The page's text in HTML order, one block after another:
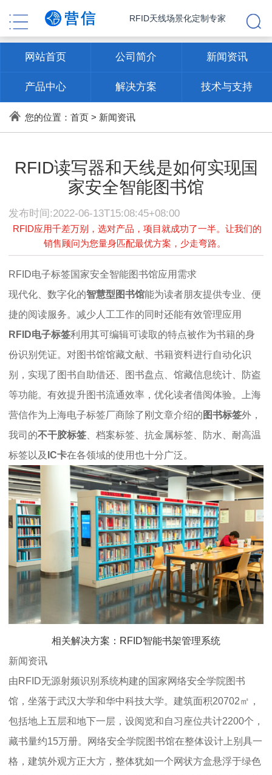
RFID天线场景化定制专家
网站首页 公司简介 新闻资讯
产品中心 解决方案 技术与支持
联系方式
您的位置： 首页> 新闻资讯
RFID读写器和天线是如何实现国
家安全智能图书馆
发布时间:2022-06-13T15:08:45+08:00
RFID应用千差万别，选对产品，项目就成功了一半。让我们的
销售顾问为您量身匹配最优方案，少走弯路。
RFID电子标签国家安全智能图书馆应用需求
现代化、数字化的智慧型图书馆能为读者朋友提供专业、便
捷的阅读服务。减少人工工作的同时还能有效管理应用
RFID电子标签利用其可编辑可读取的特点被作为书籍的身
份识别凭证。对图书馆馆藏文献、书籍资料进行自动化识
别，实现了图书自助借还、图书盘点、馆藏信息统计、防盗
等功能。有效提升图书流通效率，优化读者借阅体验。上海
营信作为上海电子标签厂商除了刚文章介绍的 图书标签外，
我司的不干胶标签 、档案标签、抗金属标签、防水、耐高温
标签以及 IC卡在各领域的使用也十分广泛。
相关解决方案：RFID智能书架管理系统
新闻资讯
由RFID无源射频识别系统构建的国家网络安全学院图书
馆，坐落于武汉大学和华中科技大学。建筑面积20702㎡，
包括地上五层和地下一层，设阅览和自习座位共计2200个，
藏书量约15万册。网络安全学院图书馆在整体设计上别具一
格，建筑外观方正大方，整体犹如一个网状方盒悬浮于绿色